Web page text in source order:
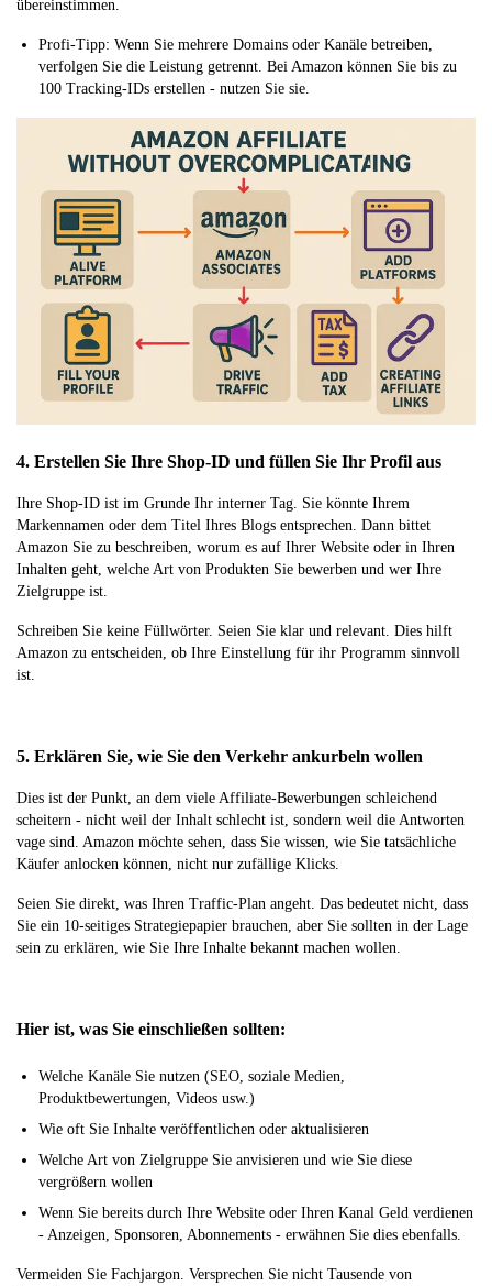
übereinstimmen.
Profi-Tipp: Wenn Sie mehrere Domains oder Kanäle betreiben,
verfolgen Sie die Leistung getrennt. Bei Amazon können Sie bis zu
100 Tracking-IDs erstellen - nutzen Sie sie.
4. Erstellen Sie Ihre Shop-ID und füllen Sie Ihr Profil aus
Ihre Shop-ID ist im Grunde Ihr interner Tag. Sie könnte Ihrem
Markennamen oder dem Titel Ihres Blogs entsprechen. Dann bittet
Amazon Sie zu beschreiben, worum es auf Ihrer Website oder in Ihren
Inhalten geht, welche Art von Produkten Sie bewerben und wer Ihre
Zielgruppe ist.
Schreiben Sie keine Füllwörter. Seien Sie klar und relevant. Dies hilft
Amazon zu entscheiden, ob Ihre Einstellung für ihr Programm sinnvoll
ist.
5. Erklären Sie, wie Sie den Verkehr ankurbeln wollen
Dies ist der Punkt, an dem viele Affiliate-Bewerbungen schleichend
scheitern - nicht weil der Inhalt schlecht ist, sondern weil die Antworten
vage sind. Amazon möchte sehen, dass Sie wissen, wie Sie tatsächliche
Käufer anlocken können, nicht nur zufällige Klicks.
Seien Sie direkt, was Ihren Traffic-Plan angeht. Das bedeutet nicht, dass
Sie ein 10-seitiges Strategiepapier brauchen, aber Sie sollten in der Lage
sein zu erklären, wie Sie Ihre Inhalte bekannt machen wollen.
Hier ist, was Sie einschließen sollten:
Welche Kanäle Sie nutzen (SEO, soziale Medien,
Produktbewertungen, Videos usw.)
Wie oft Sie Inhalte veröffentlichen oder aktualisieren
Welche Art von Zielgruppe Sie anvisieren und wie Sie diese
vergrößern wollen
Wenn Sie bereits durch Ihre Website oder Ihren Kanal Geld verdienen
- Anzeigen, Sponsoren, Abonnements - erwähnen Sie dies ebenfalls.
Vermeiden Sie Fachjargon. Versprechen Sie nicht Tausende von